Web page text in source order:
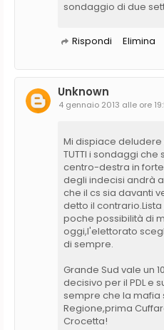
sondaggio di due
Rispondi Elimina
Unknown
4 gennaio 2013 alle ore
Mi dispiace deludere
TUTTI i sondaggi
centro-destra in
degli indecisi andrà
che il cs sia davanti
detto il
poche possibilità di
oggi,l'elettorato
di sempre.
Grande Sud vale un
decisivo per il PDL e
sempre che la mafia
Regione,prima
Crocetta!